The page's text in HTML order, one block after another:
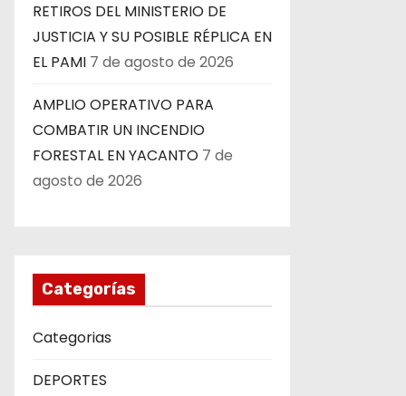
RETIROS DEL MINISTERIO DE
JUSTICIA Y SU POSIBLE RÉPLICA EN
EL PAMI 7 de agosto de 2026
AMPLIO OPERATIVO PARA
COMBATIR UN INCENDIO
FORESTAL EN YACANTO 7 de
agosto de 2026
Categorías
Categorias
DEPORTES